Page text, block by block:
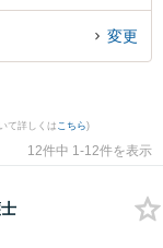
を検索したい』『初回
士に相談予約したい』
変更
て詳しくはこちら)
12件中 1-12件を表示